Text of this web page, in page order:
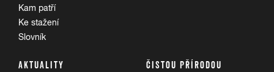
Kam patří
Ke stažení
Slovník
AKTUALITY ČISTOU PŘÍRODOU